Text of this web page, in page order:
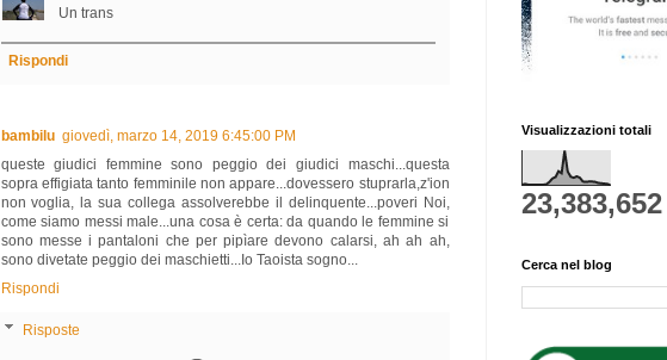
Un trans
Rispondi
bambilu giovedì, marzo 14, 2019 6:45:00 PM
queste giudici femmine sono peggio dei giudici maschi...questa
sopra effigiata tanto femminile non appare...dovessero stuprarla,z'ion
non voglia, la sua collega assolverebbe il delinquente...poveri Noi,
come siamo messi male...una cosa è certa: da quando le femmine si
sono messe i pantaloni che per pipìare devono calarsi, ah ah ah,
sono divetate peggio dei maschietti...Io Taoista sogno...
Rispondi
Risposte
Visualizzazioni totali
23,383,652
Cerca nel blog